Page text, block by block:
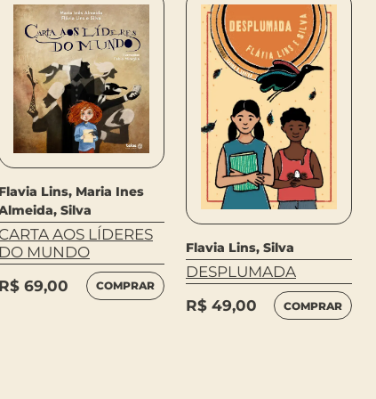
Flavia Lins, Maria Ines
Silva
CARTA AOS LÍDERES
DO MUNDO
R$ 69,00 COMPRAR
Flavia Lins, Silva
DESPLUMADA
R$ 49,00 COMPRAR